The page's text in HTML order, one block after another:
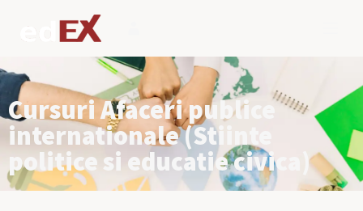
Cursuri Afaceri publice
internationale (Stiinte
politice si educatie civica)